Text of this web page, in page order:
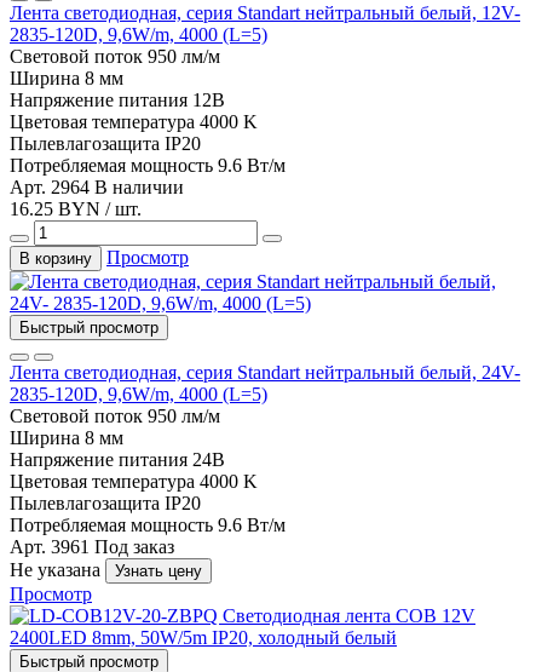
Лента светодиодная, серия Standart нейтральный белый, 12V-
2835-120D, 9,6W/m, 4000 (L=5)
Световой поток 950 лм/м
Ширина 8 мм
Напряжение питания 12В
Цветовая температура 4000 K
Пылевлагозащита IP20
Потребляемая мощность 9.6 Вт/м
Арт. 2964 В наличии
16.25 BYN / шт.
В корзину Просмотр
Быстрый просмотр
Лента светодиодная, серия Standart нейтральный белый, 24V-
2835-120D, 9,6W/m, 4000 (L=5)
Световой поток 950 лм/м
Ширина 8 мм
Напряжение питания 24В
Цветовая температура 4000 K
Пылевлагозащита IP20
Потребляемая мощность 9.6 Вт/м
Арт. 3961 Под заказ
Не указана
Узнать цену
Просмотр
Быстрый просмотр